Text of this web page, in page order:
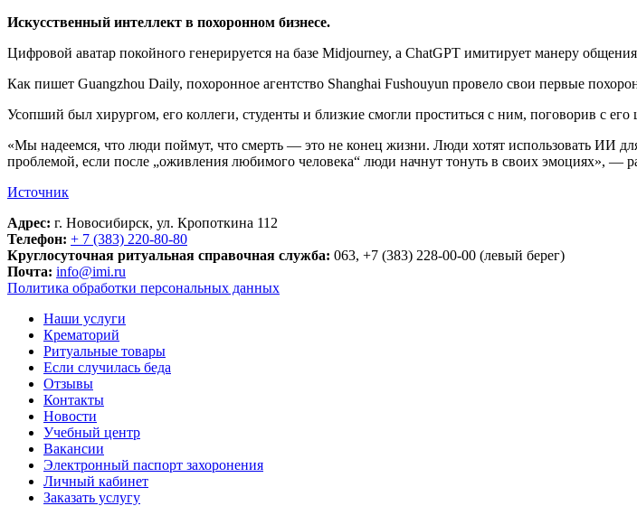
Искусственный интеллект в похоронном бизнесе.
Цифровой аватар покойного генерируется на базе Midjourney, а ChatGPT имитирует манеру
Как пишет Guangzhou Daily, похоронное агентство Shanghai Fushouyun провело свои первые
Усопший был хирургом, его коллеги, студенты и близкие смогли проститься с ним, поговорив с
«Мы надеемся, что люди поймут, что смерть — это не конец жизни. Люди хотят использовать ИИ
проблемой, если после „оживления любимого человека“ люди начнут тонуть в своих эмоциях», —
Источник
Адрес: г. Новосибирск, ул. Кропоткина 112
Телефон: + 7 (383) 220-80-80
Круглосуточная ритуальная справочная служба: 063, +7 (383) 228-00-00 (левый берег)
Почта: info@imi.ru
Политика обработки персональных данных
Наши услуги
Крематорий
Ритуальные товары
Если случилась беда
Отзывы
Контакты
Новости
Учебный центр
Вакансии
Электронный паспорт захоронения
Личный кабинет
Заказать услугу